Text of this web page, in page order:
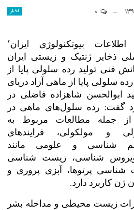
اخبار
به گزارش مرکز اطلاعات بیوتکنولوژی ایران٬
ذخایر ژنتیک و زیستی ایران
فنی تولید رده سلولی پایا از
سلولی پایا از ماهی آزاد دریای
ابوالحسن شاهزاده فاضلی در
گفت: رده سلول‌های ماهی در
از جمله مطالعات مربوط به
و مولکولی، فرایندهای
شناسی و علومی مانند
ویروس شناسی، زیست شناسی
شناسی پرتوها، آبزی پروری و
ژن کاربرد دارد.
زیست محیطی و مداخله بشر